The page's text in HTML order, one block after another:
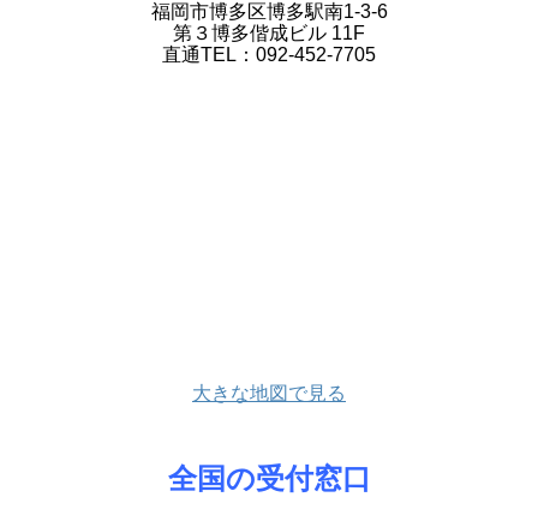
福岡市博多区博多駅南1-3-6
第３博多偕成ビル 11F
直通TEL：092-452-7705
大きな地図で見る
全国の受付窓口